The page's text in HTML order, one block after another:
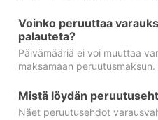
Voinko peruuttaa
palauteta?
Päivämääriä ei voi muuttaa
maksamaan
Mistä löydän
Näet peruutusehdot